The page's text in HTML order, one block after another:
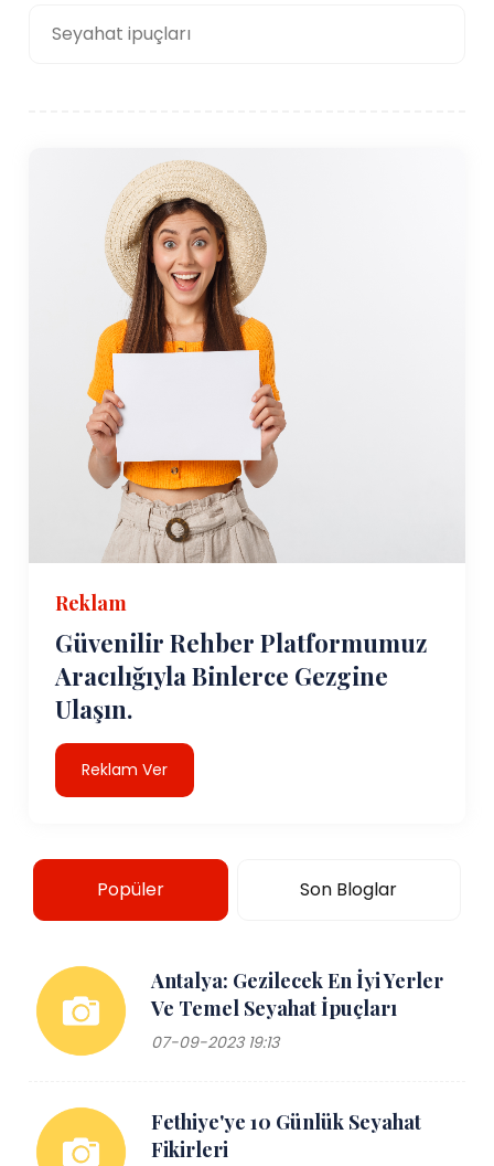
Seyahat ipuçları
Reklam
Güvenilir Rehber Platformumuz
Aracılığıyla Binlerce Gezgine
Ulaşın.
Reklam Ver
Popüler Son Bloglar
Antalya: Gezilecek En İyi Yerler
Ve Temel Seyahat İpuçları
07-09-2023 19:13
Fethiye'ye 10 Günlük Seyahat
Fikirleri